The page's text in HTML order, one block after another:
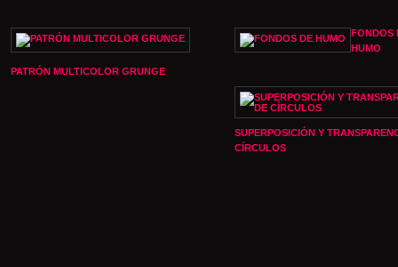
PATRÓN MULTICOLOR GRUNGE
FONDOS
HUMO
SUPERPOSICIÓN Y
CÍRCULOS